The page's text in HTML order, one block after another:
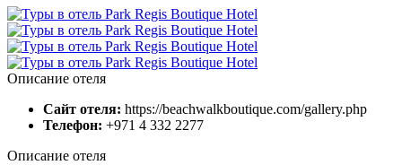
Описание отеля
Сайт отеля: https://beachwalkboutique.com/gallery.php
Телефон: +971 4 332 2277
Описание отеля